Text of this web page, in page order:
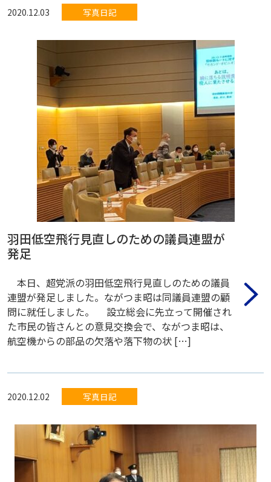
2020.12.03 写真日記
羽田低空飛行見直しのための議員連盟が
発足
本日、超党派の羽田低空飛行見直しのための議員
連盟が発足しました。ながつま昭は同議員連盟の顧
問に就任しました。 設立総会に先立って開催され
た市民の皆さんとの意見交換会で、ながつま昭は、
航空機からの部品の欠落や落下物の状 […]
2020.12.02 写真日記